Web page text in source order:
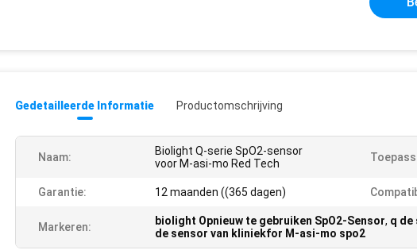
Gedetailleerde Informatie Productomschrijving
Naam:
Biolight Q-serie SpO2-sensor
voor M-asi-mo Red Tech
Garantie: 12 maanden ((365 dagen)
Markeren: biolight Opnieuw te gebruiken SpO2-Sensor, q de
de sensor van kliniekfor M-asi-mo spo2